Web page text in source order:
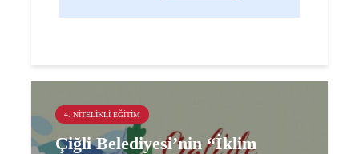
4. NITELIKLI EĞITIM
Çiğli Belediyesi’nin “İklim